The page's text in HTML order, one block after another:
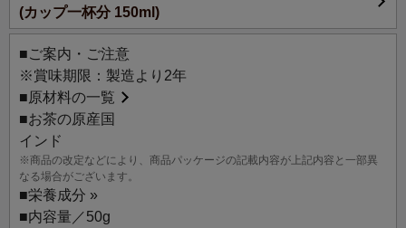
(カップ一杯分 150ml)
■ご案内・ご注意
※賞味期限：製造より2年
■原材料の一覧
■お茶の原産国
インド
※商品の改定などにより、商品パッケージの記載内容が上記内容と一部異
なる場合がございます。
■栄養成分 »
■内容量／50g